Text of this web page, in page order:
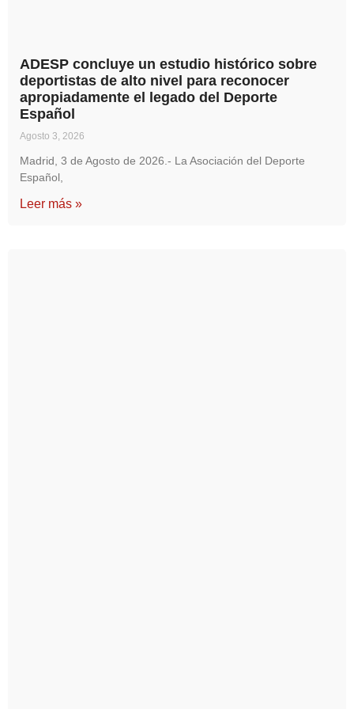
ADESP concluye un estudio histórico sobre
deportistas de alto nivel para reconocer
apropiadamente el legado del Deporte
Español
Agosto 3, 2026
Madrid, 3 de Agosto de 2026.- La Asociación del Deporte
Español,
Leer más »